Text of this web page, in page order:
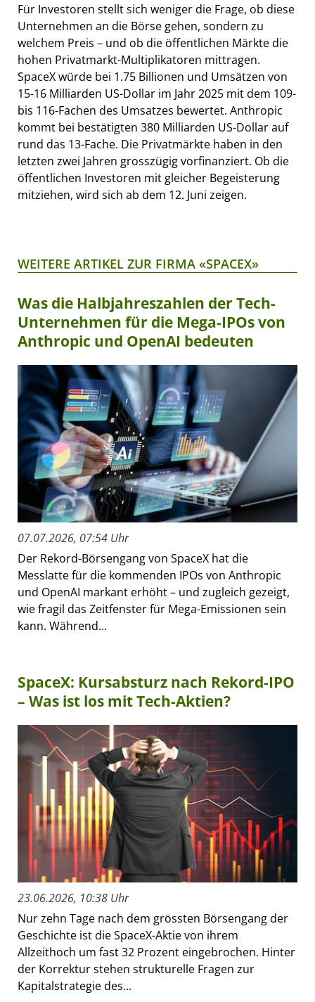
Für Investoren stellt sich weniger die Frage, ob diese
Unternehmen an die Börse gehen, sondern zu
welchem Preis – und ob die öffentlichen Märkte die
hohen Privatmarkt-Multiplikatoren mittragen.
SpaceX würde bei 1.75 Billionen und Umsätzen von
15-16 Milliarden US-Dollar im Jahr 2025 mit dem 109-
bis 116-Fachen des Umsatzes bewertet. Anthropic
kommt bei bestätigten 380 Milliarden US-Dollar auf
rund das 13-Fache. Die Privatmärkte haben in den
letzten zwei Jahren grosszügig vorfinanziert. Ob die
öffentlichen Investoren mit gleicher Begeisterung
mitziehen, wird sich ab dem 12. Juni zeigen.
WEITERE ARTIKEL ZUR FIRMA «SPACEX»
Was die Halbjahreszahlen der Tech-
Unternehmen für die Mega-IPOs von
Anthropic und OpenAI bedeuten
07.07.2026, 07:54 Uhr
Der Rekord-Börsengang von SpaceX hat die
Messlatte für die kommenden IPOs von Anthropic
und OpenAI markant erhöht – und zugleich gezeigt,
wie fragil das Zeitfenster für Mega-Emissionen sein
kann. Während...
SpaceX: Kursabsturz nach Rekord-IPO
– Was ist los mit Tech-Aktien?
23.06.2026, 10:38 Uhr
Nur zehn Tage nach dem grössten Börsengang der
Geschichte ist die SpaceX-Aktie von ihrem
Allzeithoch um fast 32 Prozent eingebrochen. Hinter
der Korrektur stehen strukturelle Fragen zur
Kapitalstrategie des...